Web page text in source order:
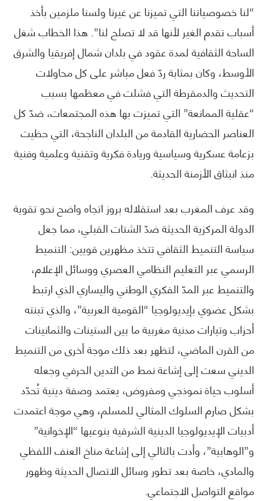
“لنا خصوصياتنا التي تميزنا عن غيرنا ولسنا ملزمين بأخذ
أسباب تقدم الغير لأنها قد لا تصلح لنا”. هذا الخطاب شغل
الساحة الثقافية لمدة عقود في بلدان شمال إفريقيا والشرق
الأوسط، وكان بمثابة ردّ فعل مباشر على كل محاولات
التحديث والدمقرطة التي فشلت في معظمها بسبب
“عقلية الممانعة” التي تميزت بها هذه المجتمعات، ضدّ كل
العناصر الحضارية القادمة من البلدان الناجحة، التي حظيت
بزعامة عسكرية وسياسية وريادة فكرية وتقنية وعلمية وفنية
منذ انبثاق الأزمنة الحديثة.
وقد عرف المغرب بعد استقلاله بروز اتجاه واضح نحو تقوية
الدولة المركزية الحديثة ضدّ الشتات القبلي، مما جعل
سياسة التنميط الثقافي تتخذ مظهرين قويين: التنميط
الرسمي عبر التعليم النظامي العصري ووسائل الإعلام،
والتنميط عبر المدّ الفكري الوطني واليساري الذي ارتبط
بشكل عضوي بإيديولوجيا “القومية العربية”، والذي تبنته
أحزاب وتيارات مدنية مغربية ما بين الستينات والثمانينات
من القرن الماضي، لتظهر بعد ذلك موجة أخرى من التنميط
الديني سعت إلى إشاعة نمط من التدين الحرفي وجعله
أسلوب حياة نموذجي ومفروض، يعتمد وصفة دينية تُحدّد
بشكل صارم السلوك المثالي للمسلم، وهي موجة اعتمدت
أدبيات الإيديولوجيا الدينية الشرقية بنوعيها “الإخوانية”
و”الوهابية”، وأدت بالتالي إلى إشاعة مناخ العنف اللفظي
والمادي، خاصة بعد تطور وسائل الاتصال الحديثة وظهور
مواقع التواصل الاجتماعي.